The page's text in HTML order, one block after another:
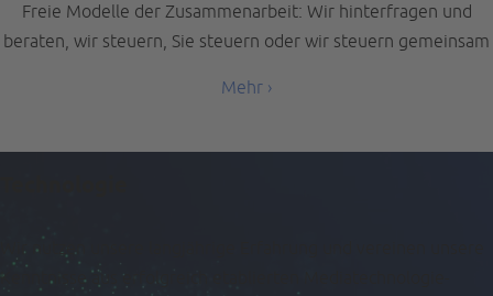
Freie Modelle der Zusammenarbeit: Wir hinterfragen und
beraten, wir steuern, Sie steuern oder wir steuern gemeinsam
Mehr ›
Wir nutzen unsere langjährige Erfahrung und vereinen unsere
Kenntnisse aus erfolgreich etablierten Mediatechnologie-